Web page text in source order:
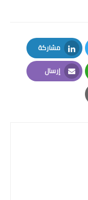
مشاركة
LinkedIn
إرسال
Email